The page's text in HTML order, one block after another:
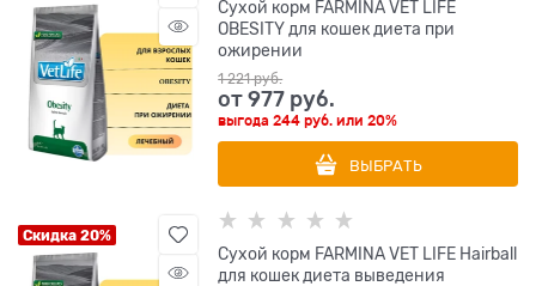
Сухой корм FARMINA VET LIFE
OBESITY для кошек диета при
ожирении
1 221 руб.
от977 руб.
выгода244 руб. или20%
ВЫБРАТЬ
Скидка 20%
Сухой корм FARMINA VET LIFE Hairball
для кошек диета выведения